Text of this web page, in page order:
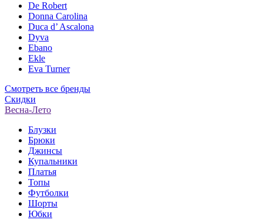
De Robert
Donna Carolina
Duca d’ Ascalona
Dyva
Ebano
Ekle
Eva Turner
Смотреть все бренды
Скидки
Весна-Лето
Блузки
Брюки
Джинсы
Купальники
Платья
Топы
Футболки
Шорты
Юбки